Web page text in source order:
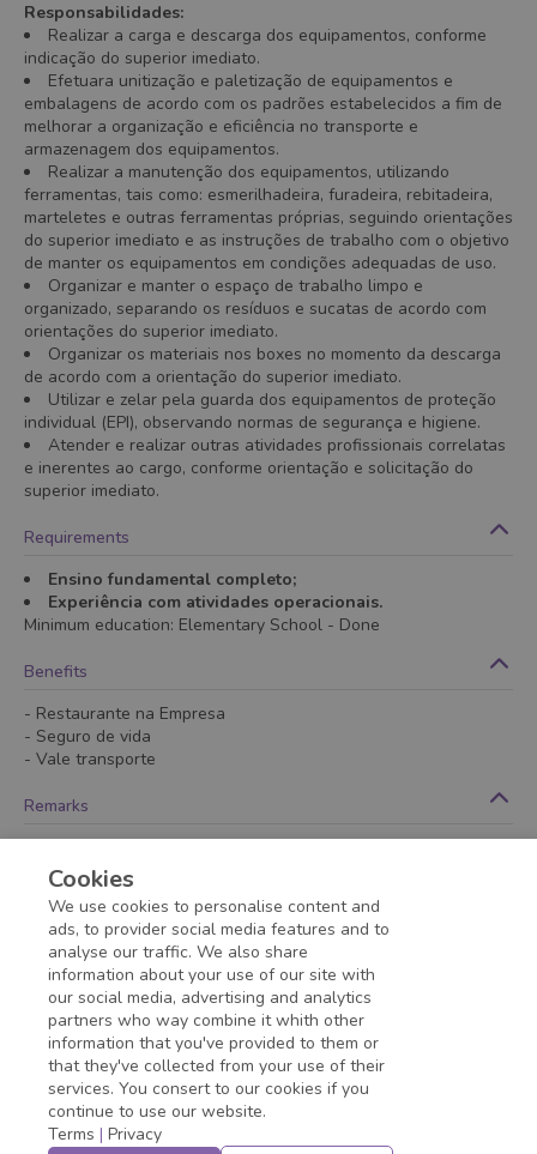
Responsabilidades:
Realizar a carga e descarga dos equipamentos, conforme
indicação do superior imediato.
Efetuara unitização e paletização de equipamentos e
embalagens de acordo com os padrões estabelecidos a fim de
melhorar a organização e eficiência no transporte e
armazenagem dos equipamentos.
Realizar a manutenção dos equipamentos, utilizando
ferramentas, tais como: esmerilhadeira, furadeira, rebitadeira,
marteletes e outras ferramentas próprias, seguindo orientações
do superior imediato e as instruções de trabalho com o objetivo
de manter os equipamentos em condições adequadas de uso.
Organizar e manter o espaço de trabalho limpo e
organizado, separando os resíduos e sucatas de acordo com
orientações do superior imediato.
Organizar os materiais nos boxes no momento da descarga
de acordo com a orientação do superior imediato.
Utilizar e zelar pela guarda dos equipamentos de proteção
individual (EPI), observando normas de segurança e higiene.
Atender e realizar outras atividades profissionais correlatas
e inerentes ao cargo, conforme orientação e solicitação do
superior imediato.
Requirements
Ensino fundamental completo;
Experiência com atividades operacionais.
Minimum education: Elementary School - Done
Benefits
- Restaurante na Empresa
- Seguro de vida
- Vale transporte
Remarks
das 07:15 às 16:15;
Contrato CLT temporário 06 meses com possibilidade de
efetivação.
Application deadline expired!
Cookies
We use cookies to personalise content and
ads, to provider social media features and to
analyse our traffic. We also share
information about your use of our site with
our social media, advertising and analytics
partners who way combine it whith other
information that you've provided to them or
that they've collected from your use of their
services. You consert to our cookies if you
continue to use our website.
Terms | Privacy